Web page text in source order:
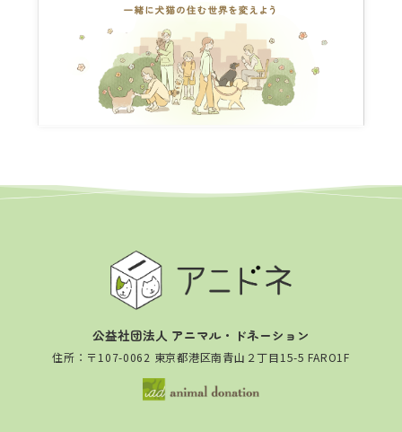
公益社団法人 アニマル・ドネーション
住所：〒107-0062 東京都港区南青山２丁目15-5 FARO1F